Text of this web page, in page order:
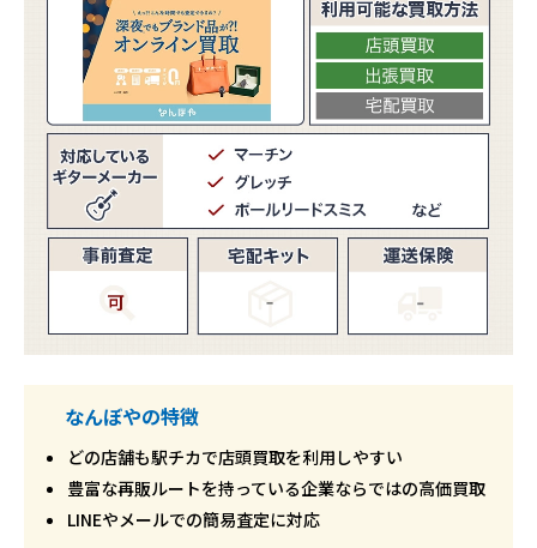
なんぼやの特徴
どの店舗も駅チカで店頭買取を利用しやすい
豊富な再販ルートを持っている企業ならではの高価買取
LINEやメールでの簡易査定に対応